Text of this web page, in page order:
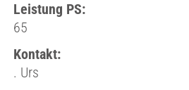
Leistung PS:
65
Kontakt:
. Urs